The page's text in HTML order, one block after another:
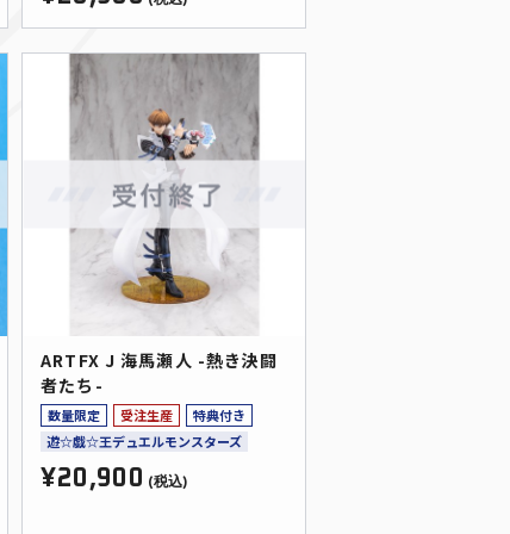
ARTFX J 海馬瀬人 -熱き決闘
者たち-
数量限定 受注生産
特典付き
遊☆戯☆王デュエルモンスターズ
¥20,900 (税込)